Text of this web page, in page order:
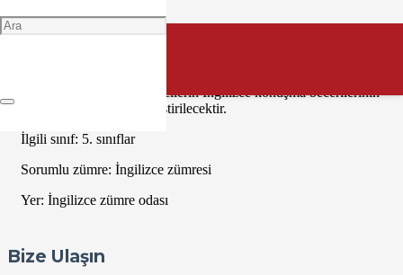
“Talkative Pupils” Öğrencilerin İngilizce konuşma becerilerinin
ölçüldüğü sınav gerçekleştirilecektir.
İlgili sınıf: 5. sınıflar
Sorumlu zümre: İngilizce zümresi
Yer: İngilizce zümre odası
Aralık 2 @ 09:00
09:00 — 10:00
Bize Ulaşın